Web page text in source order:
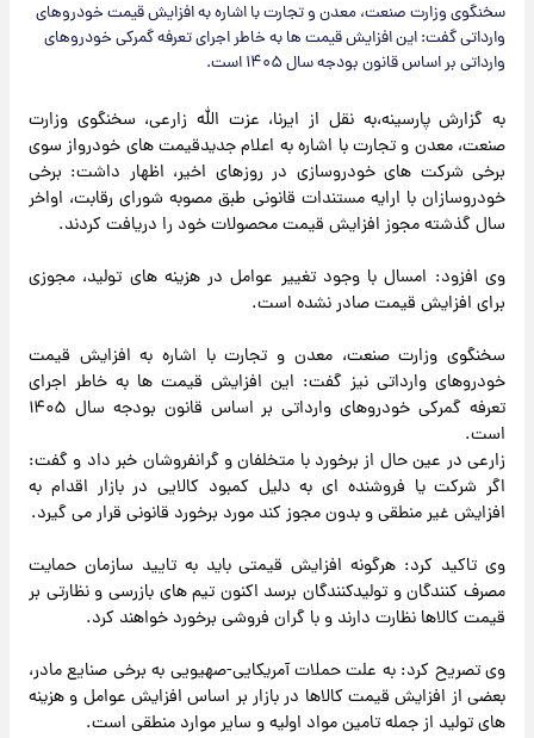
سخنگوی وزارت صنعت، معدن و تجارت با اشاره به افزایش قیمت خودروهای
وارداتی گفت: این افزایش قیمت ها به خاطر اجرای تعرفه گمرکی خودروهای
وارداتی بر اساس قانون بودجه سال ۱۴۰۵ است.
به گزارش پارسینه،به نقل از ایرنا، عزت الله زارعی، سخنگوی وزارت
صنعت، معدن و تجارت با اشاره به اعلام جدیدقیمت های خودرواز سوی
برخی شرکت های خودروسازی در روزهای اخیر، اظهار داشت: برخی
خودروسازان با ارایه مستندات قانونی طبق مصوبه شورای رقابت، اواخر
سال گذشته مجوز افزایش قیمت محصولات خود را دریافت کردند.
وی افزود: امسال با وجود تغییر عوامل در هزینه های تولید، مجوزی
برای افزایش قیمت صادر نشده است.
سخنگوی وزارت صنعت، معدن و تجارت با اشاره به افزایش قیمت
خودروهای وارداتی نیز گفت: این افزایش قیمت ها به خاطر اجرای
تعرفه گمرکی خودروهای وارداتی بر اساس قانون بودجه سال ۱۴۰۵
است.
زارعی در عین حال از برخورد با متخلفان و گرانفروشان خبر داد و گفت:
اگر شرکت یا فروشنده ای به دلیل کمبود کالایی در بازار اقدام به
افزایش غیر منطقی و بدون مجوز کند مورد برخورد قانونی قرار می گیرد.
وی تاکید کرد: هرگونه افزایش قیمتی باید به تایید سازمان حمایت
مصرف کنندگان و تولیدکنندگان برسد اکنون تیم های بازرسی و نظارتی بر
قیمت کالاها نظارت دارند و با گران فروشی برخورد خواهند کرد.
وی تصریح کرد: به علت حملات آمریکایی-صهیویی به برخی صنایع مادر،
بعضی از افزایش قیمت کالاها در بازار بر اساس افزایش عوامل و هزینه
های تولید از جمله تامین مواد اولیه و سایر موارد منطقی است.